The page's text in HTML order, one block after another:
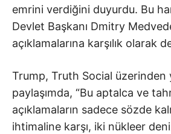
emrini verdiğini duyurdu. Bu
Devlet Başkanı Dmitry
açıklamalarına karşılık olarak
Trump, Truth Social üzerinden
paylaşımda, “Bu aptalca ve
açıklamaların sadece sözde
ihtimaline karşı, iki nükleer